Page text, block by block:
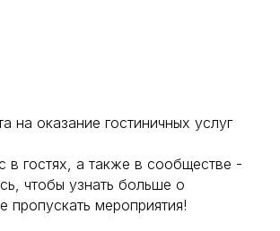
на оказание гостиничных услуг
гостях, а также в сообществе -
чтобы узнать больше о
пропускать мероприятия!